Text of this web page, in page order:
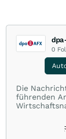
0
Die
führenden
englischer
dpa-AFX